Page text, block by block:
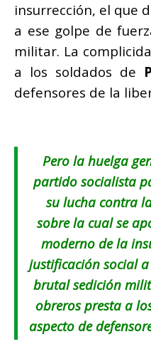
insurrección, el que
a ese golpe de
militar. La
a los soldados de
defensores de la
Pero la huelga
partido socialista
su lucha contra
sobre la cual se
moderno de la
justificación social a
brutal sedición
obreros presta a
aspecto de